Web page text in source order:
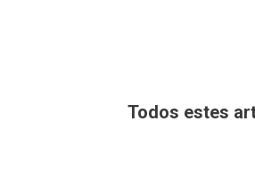
Todos estes